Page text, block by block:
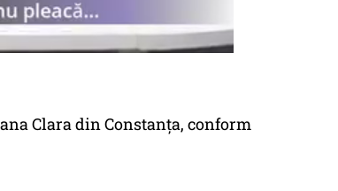
Clara din Constanța, conform